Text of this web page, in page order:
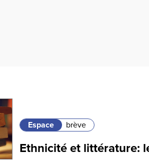
Espace brève
Ethnicité et littérature: